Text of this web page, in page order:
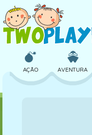
AÇÃO AVENTURA